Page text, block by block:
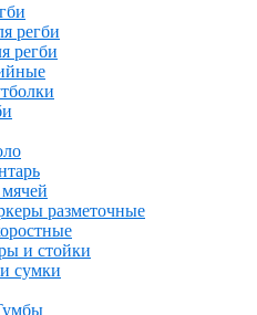
регби
регби
разметочные
и стойки
сумки